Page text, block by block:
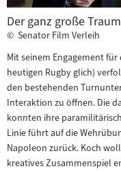
Der ganz große Traum
© Senator Film Verleih
Mit seinem Engagement
heutigen Rugby glich)
den bestehenden
Interaktion zu öffnen. Die
konnten ihre
Linie führt auf die
Napoleon zurück. Koch
kreatives Zusammenspiel